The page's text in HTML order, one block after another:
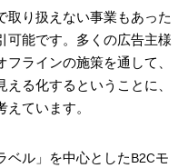
り扱えない事業もあった
可能です。多くの広告主様
ラインの施策を通して、
る化するということに、
ています。
ル」を中心としたB2Cモ